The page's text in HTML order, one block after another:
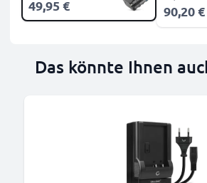
49,95 € 90,20 €
Das könnte Ihnen